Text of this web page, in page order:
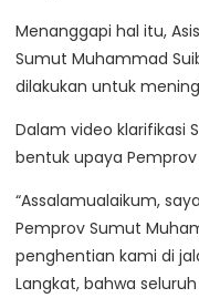
Menanggapi hal itu,
Sumut Muhammad
dilakukan untuk
Dalam video klarifikasi
bentuk upaya
“Assalamualaikum,
Pemprov Sumut
penghentian kami di
Langkat, bahwa